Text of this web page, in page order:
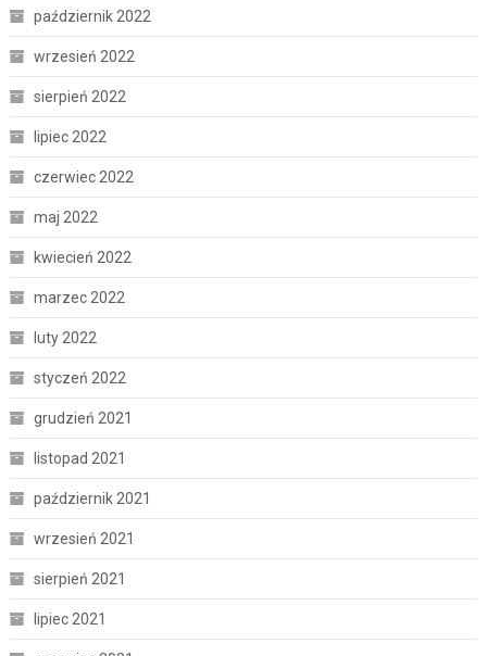
październik 2022
wrzesień 2022
sierpień 2022
lipiec 2022
czerwiec 2022
maj 2022
kwiecień 2022
marzec 2022
luty 2022
styczeń 2022
grudzień 2021
listopad 2021
październik 2021
wrzesień 2021
sierpień 2021
lipiec 2021